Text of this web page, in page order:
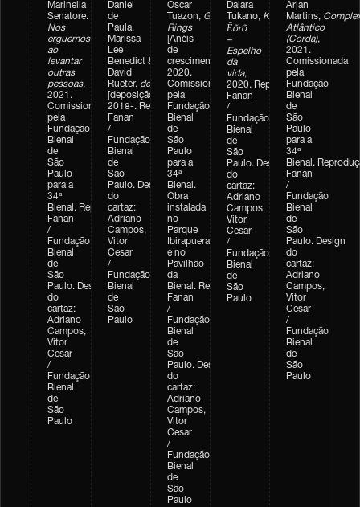
Marinella
Senatore.
Nos
erguemos
ao
levantar
outras
pessoas,
2021.
Comissionada
pela
Fundação
Bienal
de
São
Paulo
para a
34ª
Bienal. Reprodução: Levi
Fanan
/
Fundação
Bienal
de
São
Paulo. Design
do
cartaz:
Adriano
Campos,
Vitor
Cesar
/
Fundação
Bienal
de
São
Paulo
Daniel
de
Paula,
Marissa
Lee
Benedict &
David
Rueter. deposition
[deposição],
2018‑. Reprodução: Levi
Fanan
/
Fundação
Bienal
de
São
Paulo. Design
do
cartaz:
Adriano
Campos,
Vitor
Cesar
/
Fundação
Bienal
de
São
Paulo
Oscar
Tuazon, Growth
Rings
[Anéis
de
crescimento],
2020.
Comissionada
pela
Fundação
Bienal
de
São
Paulo
para a
34ª
Bienal.
Obra
instalada
no
Parque
Ibirapuera
e no
Pavilhão
da
Bienal. Reprodução: Levi
Fanan
/
Fundação
Bienal
de
São
Paulo. Design
do
cartaz:
Adriano
Campos,
Vitor
Cesar
/
Fundação
Bienal
de
São
Paulo
Daiara
Tukano, Kahtiri
Ēõrõ
–
Espelho
da
vida,
2020. Reprodução: Levi
Fanan
/
Fundação
Bienal
de
São
Paulo. Design
do
cartaz:
Adriano
Campos,
Vitor
Cesar
/
Fundação
Bienal
de
São
Paulo
Arjan
Martins,
Atlântico
(Corda),
2021.
Comissionada
pela
Fundação
Bienal
de
São
Paulo
para a
34ª
Bienal.
Fanan
/
Fundação
Bienal
de
São
Paulo. Design
do
cartaz:
Adriano
Campos,
Vitor
Cesar
/
Fundação
Bienal
de
São
Paulo